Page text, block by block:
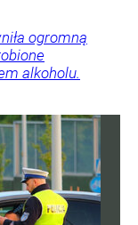
ogromną
alkoholu.